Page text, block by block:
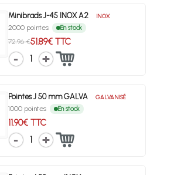
Minibrads J-45 INOX A2 INOX
2000 pointes En stock
72.96 €51.89€ TTC
1
Pointes J 50 mm GALVA GALVANISÉ
1000 pointes En stock
11.90€ TTC
1